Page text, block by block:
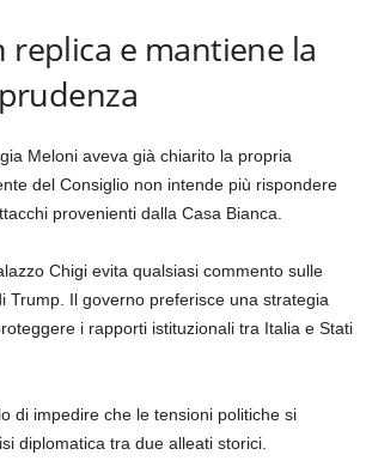
replica e mantiene la
Meloni aveva già chiarito la propria
del Consiglio non intende più rispondere
provenienti dalla Casa Bianca.
Chigi evita qualsiasi commento sulle
Trump. Il governo preferisce una strategia
i rapporti istituzionali tra Italia e Stati
di impedire che le tensioni politiche si
diplomatica tra due alleati storici.